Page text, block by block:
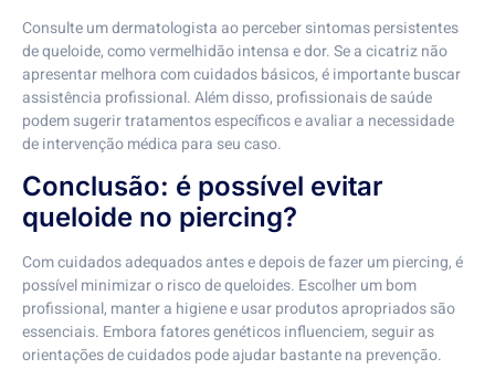
Consulte um dermatologista ao perceber sintomas persistentes
de queloide, como vermelhidão intensa e dor. Se a cicatriz não
apresentar melhora com cuidados básicos, é importante buscar
assistência profissional. Além disso, profissionais de saúde
podem sugerir tratamentos específicos e avaliar a necessidade
de intervenção médica para seu caso.
Conclusão: é possível evitar
queloide no piercing?
Com cuidados adequados antes e depois de fazer um piercing, é
possível minimizar o risco de queloides. Escolher um bom
profissional, manter a higiene e usar produtos apropriados são
essenciais. Embora fatores genéticos influenciem, seguir as
orientações de cuidados pode ajudar bastante na prevenção.